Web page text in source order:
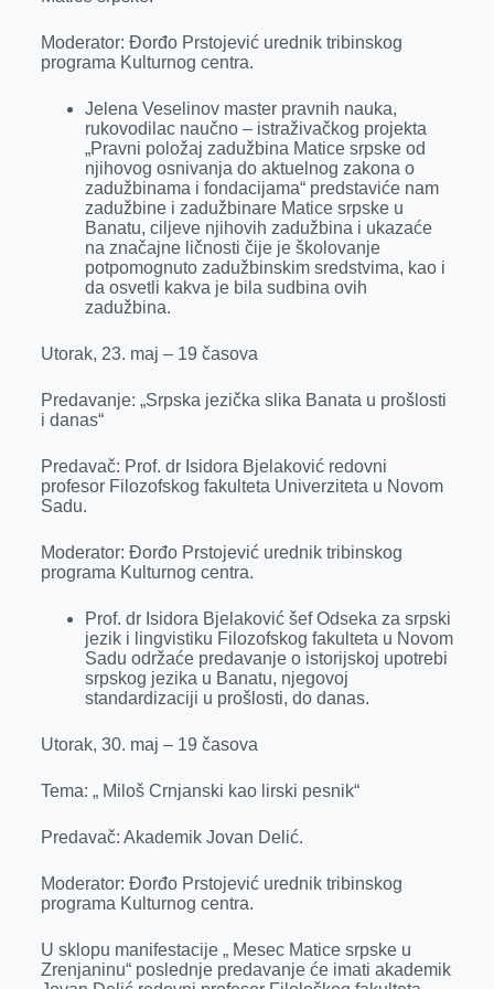
Moderator: Đorđo Prstojević urednik tribinskog
programa Kulturnog centra.
Jelena Veselinov master pravnih nauka,
rukovodilac naučno – istraživačkog projekta
„Pravni položaj zadužbina Matice srpske od
njihovog osnivanja do aktuelnog zakona o
zadužbinama i fondacijama“ predstaviće nam
zadužbine i zadužbinare Matice srpske u
Banatu, ciljeve njihovih zadužbina i ukazaće
na značajne ličnosti čije je školovanje
potpomognuto zadužbinskim sredstvima, kao i
da osvetli kakva je bila sudbina ovih
zadužbina.
Utorak, 23. maj – 19 časova
Predavanje: „Srpska jezička slika Banata u prošlosti
i danas“
Predavač: Prof. dr Isidora Bjelaković redovni
profesor Filozofskog fakulteta Univerziteta u Novom
Sadu.
Moderator: Đorđo Prstojević urednik tribinskog
programa Kulturnog centra.
Prof. dr Isidora Bjelaković šef Odseka za srpski
jezik i lingvistiku Filozofskog fakulteta u Novom
Sadu održaće predavanje o istorijskoj upotrebi
srpskog jezika u Banatu, njegovoj
standardizaciji u prošlosti, do danas.
Utorak, 30. maj – 19 časova
Tema: „ Miloš Crnjanski kao lirski pesnik“
Predavač: Akademik Jovan Delić.
Moderator: Đorđo Prstojević urednik tribinskog
programa Kulturnog centra.
U sklopu manifestacije „ Mesec Matice srpske u
Zrenjaninu“ poslednje predavanje će imati akademik